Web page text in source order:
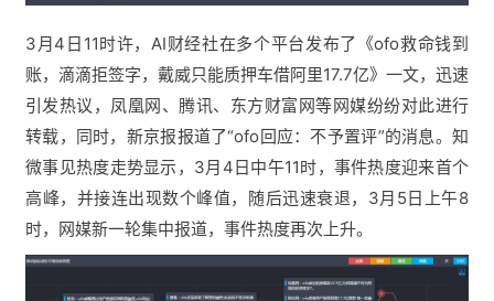
3月4日11时许，AI财经社在多个平台发布了《ofo救命钱到
账，滴滴拒签字，戴威只能质押车借阿里17.7亿》一文，迅速
引发热议，凤凰网、腾讯、东方财富网等网媒纷纷对此进行
转载，同时，新京报报道了“ofo回应：不予置评”的消息。知
微事见热度走势显示，3月4日中午11时，事件热度迎来首个
高峰，并接连出现数个峰值，随后迅速衰退，3月5日上午8
时，网媒新一轮集中报道，事件热度再次上升。